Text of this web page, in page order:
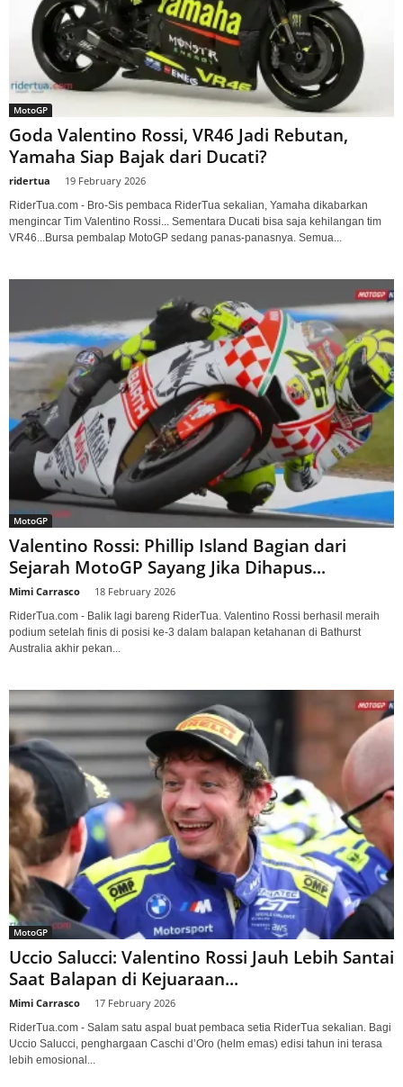
MotoGP
Goda Valentino Rossi, VR46 Jadi Rebutan,
Yamaha Siap Bajak dari Ducati?
ridertua 19 February 2026
RiderTua.com - Bro-Sis pembaca RiderTua sekalian, Yamaha dikabarkan
mengincar Tim Valentino Rossi... Sementara Ducati bisa saja kehilangan tim
VR46...Bursa pembalap MotoGP sedang panas-panasnya. Semua...
MotoGP
Valentino Rossi: Phillip Island Bagian dari
Sejarah MotoGP Sayang Jika Dihapus...
Mimi Carrasco 18 February 2026
RiderTua.com - Balik lagi bareng RiderTua. Valentino Rossi berhasil meraih
podium setelah finis di posisi ke-3 dalam balapan ketahanan di Bathurst
Australia akhir pekan...
MotoGP
Uccio Salucci: Valentino Rossi Jauh Lebih Santai
Saat Balapan di Kejuaraan...
Mimi Carrasco 17 February 2026
RiderTua.com - Salam satu aspal buat pembaca setia RiderTua sekalian. Bagi
Uccio Salucci, penghargaan Caschi d’Oro (helm emas) edisi tahun ini terasa
lebih emosional...